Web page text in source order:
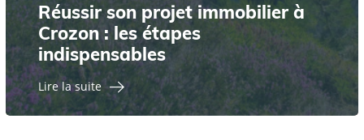
Réussir son projet immobilier à
Crozon : les étapes
indispensables
Lire la suite